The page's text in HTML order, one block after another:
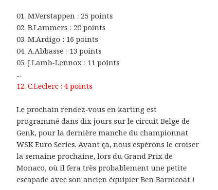
01. M.Verstappen : 25 points
02. B.Lammers : 20 points
03. M.Ardigo : 16 points
04. A.Abbasse : 13 points
05. J.Lamb-Lennox : 11 points
...
12. C.Leclerc : 4 points
Le prochain rendez-vous en karting est
programmé dans dix jours sur le circuit Belge de
Genk, pour la dernière manche du championnat
WSK Euro Series. Avant ça, nous espérons le croiser
la semaine prochaine, lors du Grand Prix de
Monaco, où il fera très probablement une petite
escapade avec son ancien équipier Ben Barnicoat !